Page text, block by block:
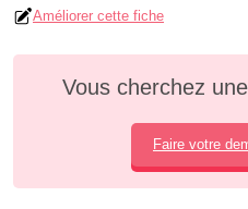
Améliorer cette fiche
Vous cherchez
Faire votre